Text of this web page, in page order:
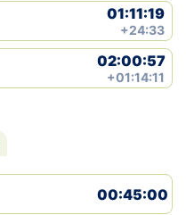
01:11:19
+24:33
02:00:57
+01:14:11
00:45:00